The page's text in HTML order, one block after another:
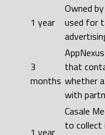
1 year
Owned
used for
3
months
that
whether
with
1 year
Casale
to collect